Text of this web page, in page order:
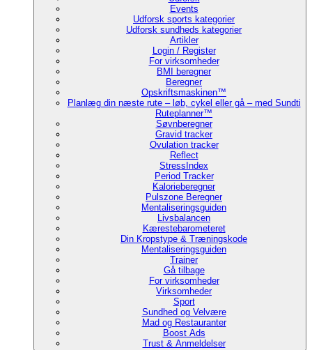
Events
Udforsk sports kategorier
Udforsk sundheds kategorier
Artikler
Login / Register
For virksomheder
BMI beregner
Beregner
Opskriftsmaskinen™
Planlæg din næste rute – løb, cykel eller gå – med Sundti
Ruteplanner™
Søvnberegner
Gravid tracker
Ovulation tracker
Reflect
StressIndex
Period Tracker
Kalorieberegner
Pulszone Beregner
Mentaliseringsguiden
Livsbalancen
Kærestebarometeret
Din Kropstype & Træningskode
Mentaliseringsguiden
Trainer
Gå tilbage
For virksomheder
Virksomheder
Sport
Sundhed og Velvære
Mad og Restauranter
Boost Ads
Trust & Anmeldelser